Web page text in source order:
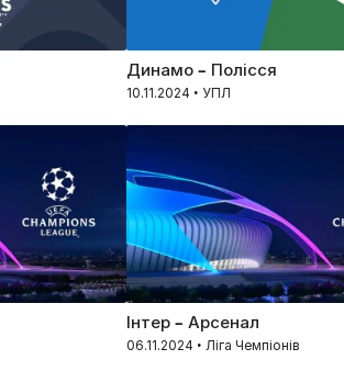
Динамо – Полісся
10.11.2024 • УПЛ
Інтер – Арсенал
06.11.2024 • Ліга Чемпіонів